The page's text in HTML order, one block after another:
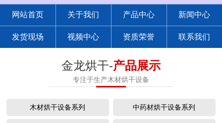
网站首页 关于我们 产品中心 新闻中心
发货现场 视频中心 资质荣誉 联系我们
金龙烘干-产品展示
专注于生产木材烘干设备
木材烘干设备系列 中药材烘干设备系列